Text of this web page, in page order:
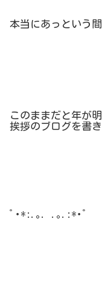
本当にあっという
このままだと年が
挨拶のブログを書
ﾟ･*:.｡. .｡.:*･゜